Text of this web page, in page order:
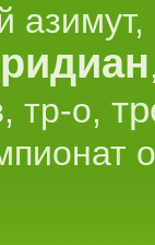
азимут,
, тр-о,